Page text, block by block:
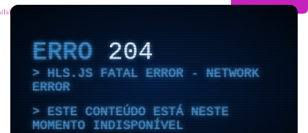
ERRO204
HLS.JS FATAL ERROR - NETWORK
ERROR
ESTE CONTEÚDO ESTÁ NESTE
MOMENTO INDISPONÍVEL